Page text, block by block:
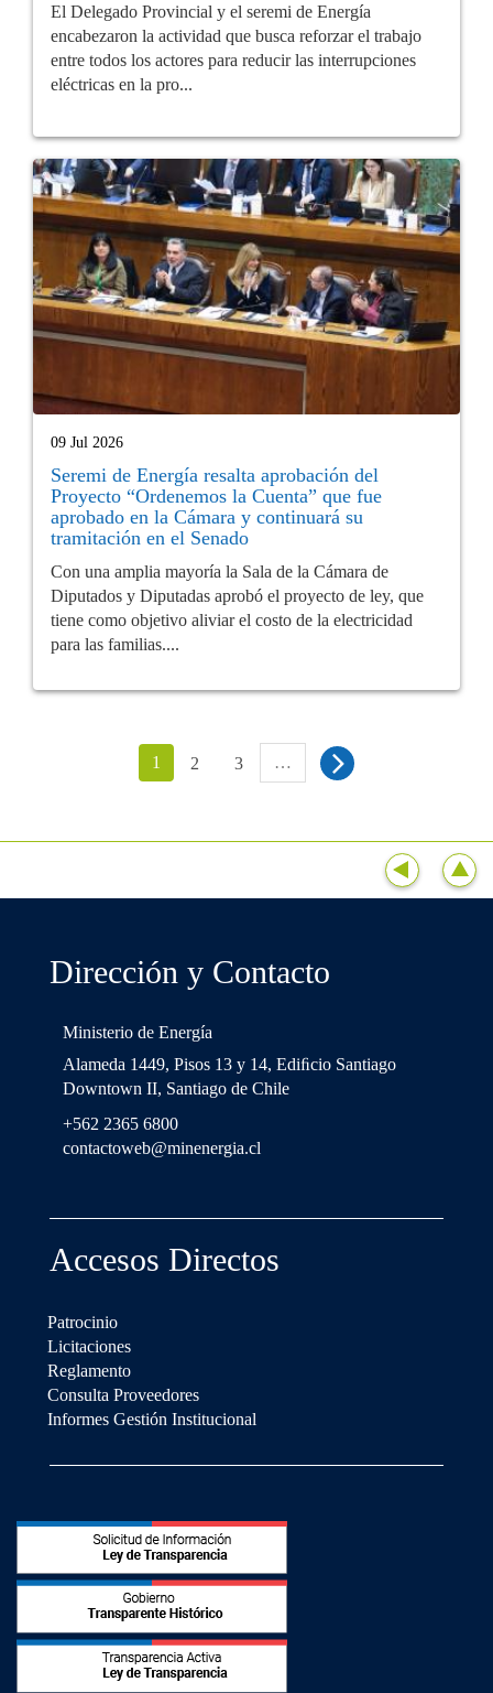
El Delegado Provincial y el seremi de Energía
encabezaron la actividad que busca reforzar el trabajo
entre todos los actores para reducir las interrupciones
eléctricas en la pro...
09 Jul 2026
Seremi de Energía resalta aprobación del
Proyecto “Ordenemos la Cuenta” que fue
aprobado en la Cámara y continuará su
tramitación en el Senado
Con una amplia mayoría la Sala de la Cámara de
Diputados y Diputadas aprobó el proyecto de ley, que
tiene como objetivo aliviar el costo de la electricidad
para las familias....
1 2 3 …
Dirección y Contacto
Ministerio de Energía
Alameda 1449, Pisos 13 y 14, Ediﬁcio Santiago
Downtown II, Santiago de Chile
+562 2365 6800
contactoweb@minenergia.cl
Accesos Directos
Patrocinio
Licitaciones
Reglamento
Consulta Proveedores
Informes Gestión Institucional